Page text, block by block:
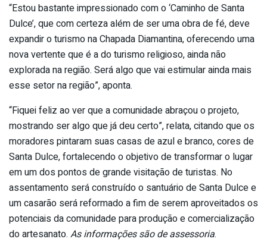
“Estou bastante impressionado com o ‘Caminho de Santa
Dulce’, que com certeza além de ser uma obra de fé, deve
expandir o turismo na Chapada Diamantina, oferecendo uma
nova vertente que é a do turismo religioso, ainda não
explorada na região. Será algo que vai estimular ainda mais
esse setor na região”, aponta.
“Fiquei feliz ao ver que a comunidade abraçou o projeto,
mostrando ser algo que já deu certo”, relata, citando que os
moradores pintaram suas casas de azul e branco, cores de
Santa Dulce, fortalecendo o objetivo de transformar o lugar
em um dos pontos de grande visitação de turistas. No
assentamento será construído o santuário de Santa Dulce e
um casarão será reformado a fim de serem aproveitados os
potenciais da comunidade para produção e comercialização
do artesanato. As informações são de assessoria.